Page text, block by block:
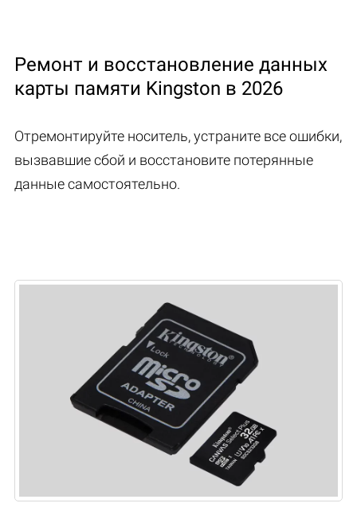
Ремонт и восстановление данных
карты памяти Kingston в 2026
Отремонтируйте носитель, устраните все ошибки,
вызвавшие сбой и восстановите потерянные
данные самостоятельно.